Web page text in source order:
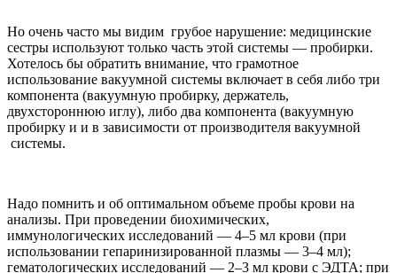
Но очень часто мы видим грубое нарушение: медицинские
сестры используют только часть этой системы — пробирки.
Хотелось бы обратить внимание, что грамотное
использование вакуумной системы включает в себя либо три
компонента (вакуумную пробирку, держатель,
двухстороннюю иглу), либо два компонента (вакуумную
пробирку и и в зависимости от производителя вакуумной
системы.
Надо помнить и об оптимальном объеме пробы крови на
анализы. При проведении биохимических,
иммунологических исследований — 4–5 мл крови (при
использовании гепаринизированной плазмы — 3–4 мл);
гематологических исследований — 2–3 мл крови с ЭДТА; при